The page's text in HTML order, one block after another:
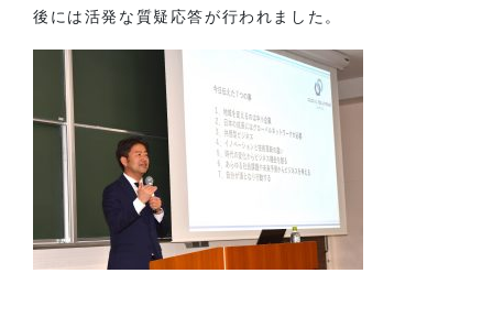
後には活発な質疑応答が行われました。